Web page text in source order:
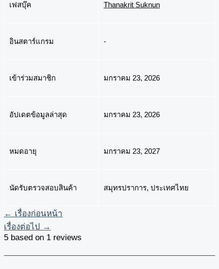
เฟสบุ๊ค Thanakrit Suknun
อินสตาร์แกรม -
เข้าร่วมสมาชิก มกราคม 23, 2026
อัปเดตข้อมูลล่าสุด มกราคม 23, 2026
หมดอายุ มกราคม 23, 2027
นัดรับตรวจสอบสินค้า สมุทรปราการ, ประเทศไทย
← เรื่องก่อนหน้า
เรื่องต่อไป →
5 based on 1 reviews